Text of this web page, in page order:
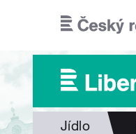
Jídlo